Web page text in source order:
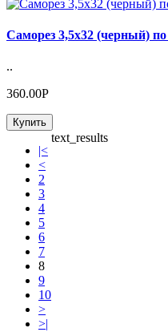
Саморез 3,5х32 (черный)
..
360.00Р
Купить
|<
<
2
3
4
5
6
7
8
9
10
>
>|
text_results